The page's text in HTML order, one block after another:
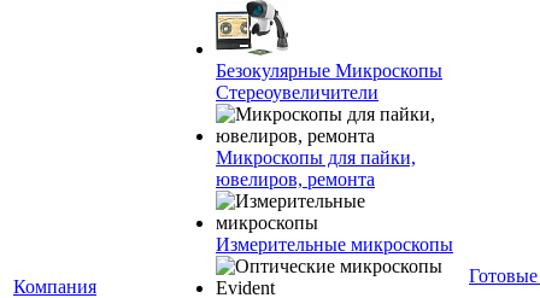
Компания
Безокулярные Микроскопы
Стереоувеличители
Микроскопы для пайки,
ювелиров, ремонта
Измерительные микроскопы